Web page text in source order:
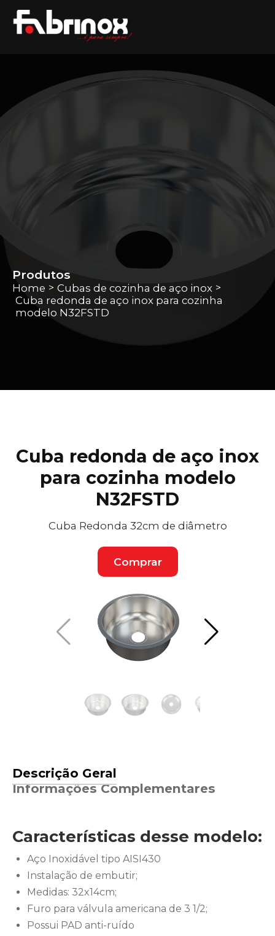
Produtos
Home > Cubas de cozinha de aço inox >
Cuba redonda de aço inox para cozinha
modelo N32FSTD
Cuba redonda de aço inox
para cozinha modelo
N32FSTD
Cuba Redonda 32cm de diâmetro
Comprar
Descrição Geral
Informações Complementares
Características desse modelo:
Aço Inoxidável tipo AISI430
Instalação de embutir;
Medidas: 32x14cm;
Furo para válvula americana de 3 1/2;
Possui PAD anti-ruído